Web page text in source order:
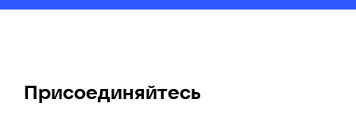
Присоединяйтесь